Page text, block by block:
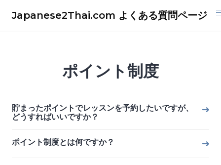
Japanese2Thai.com よくある質問ページ
ポイント制度
貯まったポイントでレッスンを予約したいですが、
どうすればいいですか？
ポイント制度とは何ですか？